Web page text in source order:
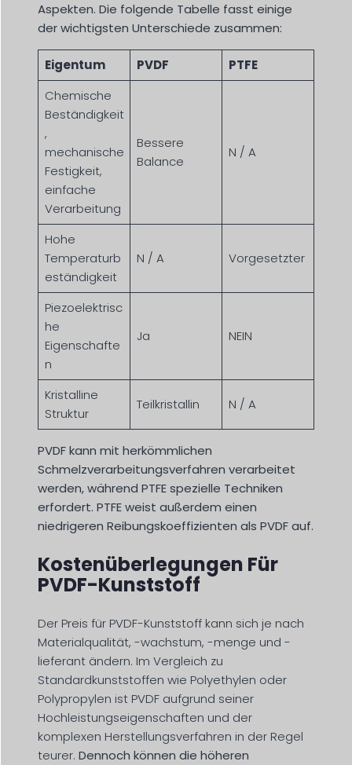
Aspekten. Die folgende Tabelle fasst einige
der wichtigsten Unterschiede zusammen:
Eigentum PVDF
PTFE
Chemische
Beständigkeit
,
mechanische
Festigkeit,
einfache
Verarbeitung
Bessere
Balance
N / A
Hohe
Temperaturb
eständigkeit
N / A Vorgesetzter
Piezoelektrisc
he
Eigenschafte
n
Ja NEIN
Kristalline
Struktur
Teilkristallin N / A
PVDF kann mit herkömmlichen
Schmelzverarbeitungsverfahren verarbeitet
werden, während PTFE spezielle Techniken
erfordert. PTFE weist außerdem einen
niedrigeren Reibungskoeffizienten als PVDF auf.
Kostenüberlegungen Für
PVDF-Kunststoff
Der Preis für PVDF-Kunststoff kann sich je nach
Materialqualität, -wachstum, -menge und -
lieferant ändern. Im Vergleich zu
Standardkunststoffen wie Polyethylen oder
Polypropylen ist PVDF aufgrund seiner
Hochleistungseigenschaften und der
komplexen Herstellungsverfahren in der Regel
teurer. Dennoch können die höheren